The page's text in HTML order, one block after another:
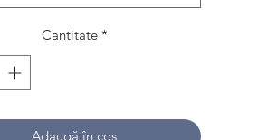
Cantitate *
Adaugă în coș